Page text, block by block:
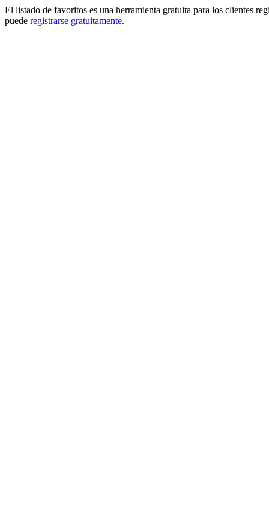
El listado de favoritos es una herramienta gratuita para los clientes
puede registrarse gratuitamente.